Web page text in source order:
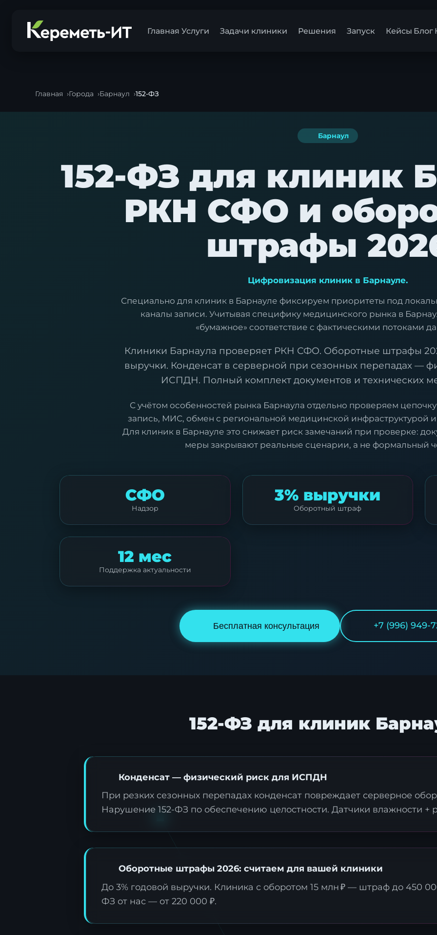
Главная Услуги Задачи клиники Решения Запуск Кейсы Блог
Главная Города Барнаул 152-ФЗ
Барнаул
152-ФЗ для клиник
РКН СФО и
штрафы
Цифровизация клиник в Барнауле.
Специально для клиник в Барнауле фиксируем приоритеты под
каналы записи. Учитывая специфику медицинского рынка в
«бумажное» соответствие с фактическими потоками
Клиники Барнаула проверяет РКН СФО. Оборотные штрафы
выручки. Конденсат в серверной при сезонных перепадах —
ИСПДН. Полный комплект документов и технических
С учётом особенностей рынка Барнаула отдельно проверяем
запись, МИС, обмен с региональной медицинской инфраструктурой и
Для клиник в Барнауле это снижает риск замечаний при проверке:
меры закрывают реальные сценарии, а не формальный
СФО
Надзор
3% выручки
Оборотный штраф
12 мес
Поддержка актуальности
Бесплатная консультация +7 (996) 949-
152-ФЗ для клиник
Конденсат — физический риск для ИСПДН
При резких сезонных перепадах конденсат повреждает серверное
Нарушение 152-ФЗ по обеспечению целостности. Датчики влажности +
Оборотные штрафы 2026: считаем для вашей клиники
До 3% годовой выручки. Клиника с оборотом 15 млн ₽ — штраф до 450
ФЗ от нас — от 220 000 ₽.